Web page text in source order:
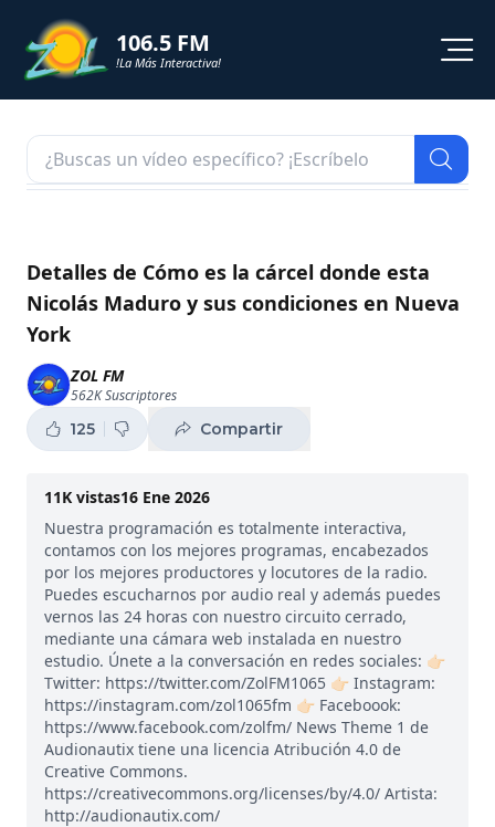
106.5 FM
!La Más Interactiva!
NOTICIAS
SHORTS
PODCAST
ZOL TV
Detalles de Cómo es la cárcel donde esta
Nicolás Maduro y sus condiciones en Nueva
York
ZOL FM
562KSuscriptores
125 Compartir
11K vistas16 Ene 2026
Nuestra programación es totalmente interactiva,
contamos con los mejores programas, encabezados
por los mejores productores y locutores de la radio.
Puedes escucharnos por audio real y además puedes
vernos las 24 horas con nuestro circuito cerrado,
mediante una cámara web instalada en nuestro
estudio. Únete a la conversación en redes sociales: 👉🏻
Twitter: https://twitter.com/ZolFM1065 👉🏻 Instagram:
https://instagram.com/zol1065fm 👉🏻 Faceboook:
https://www.facebook.com/zolfm/ News Theme 1 de
Audionautix tiene una licencia Atribución 4.0 de
Creative Commons.
https://creativecommons.org/licenses/by/4.0/ Artista:
http://audionautix.com/